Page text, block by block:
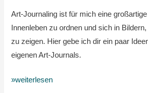
Art-Journaling ist für mich eine
Innenleben zu ordnen und sich in
zu zeigen. Hier gebe ich dir ein paar
eigenen Art-Journals.
Anfänger:innen
»weiterlesen